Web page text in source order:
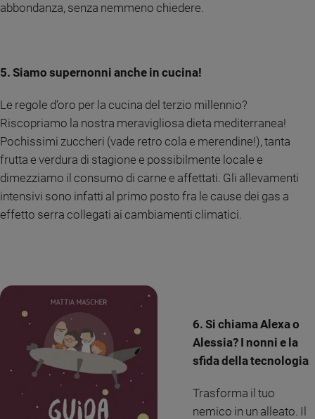
abbondanza, senza nemmeno chiedere.
5. Siamo supernonni anche in cucina!
Le regole d’oro per la cucina del terzio millennio?
Riscopriamo la nostra meravigliosa dieta mediterranea!
Pochissimi zuccheri (vade retro cola e merendine!), tanta
frutta e verdura di stagione e possibilmente locale e
dimezziamo il consumo di carne e affettati. Gli allevamenti
intensivi sono infatti al primo posto fra le cause dei gas a
effetto serra collegati ai cambiamenti climatici.
6. Si chiama Alexa o
Alessia? I nonni e la
sfida della tecnologia
Trasforma il tuo
nemico in un alleato. Il